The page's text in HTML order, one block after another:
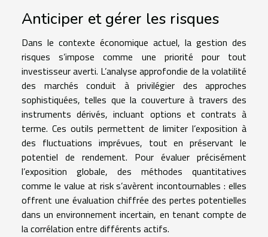
Anticiper et gérer les risques
Dans le contexte économique actuel, la gestion des
risques s’impose comme une priorité pour tout
investisseur averti. L’analyse approfondie de la volatilité
des marchés conduit à privilégier des approches
sophistiquées, telles que la couverture à travers des
instruments dérivés, incluant options et contrats à
terme. Ces outils permettent de limiter l’exposition à
des fluctuations imprévues, tout en préservant le
potentiel de rendement. Pour évaluer précisément
l’exposition globale, des méthodes quantitatives
comme le value at risk s’avèrent incontournables : elles
offrent une évaluation chiffrée des pertes potentielles
dans un environnement incertain, en tenant compte de
la corrélation entre différents actifs.